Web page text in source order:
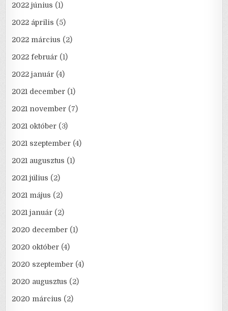
2022 június (1)
2022 április (5)
2022 március (2)
2022 február (1)
2022 január (4)
2021 december (1)
2021 november (7)
2021 október (3)
2021 szeptember (4)
2021 augusztus (1)
2021 július (2)
2021 május (2)
2021 január (2)
2020 december (1)
2020 október (4)
2020 szeptember (4)
2020 augusztus (2)
2020 március (2)